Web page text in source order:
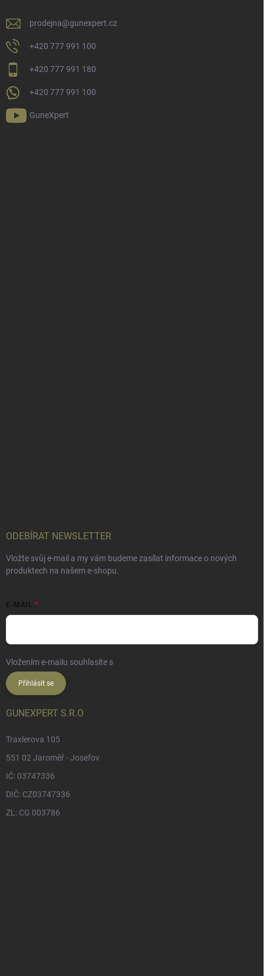
prodejna@gunexpert.cz
+420 777 991 100
+420 777 991 180
+420 777 991 100
GuneXpert
ODEBÍRAT NEWSLETTER
Vložte svůj e-mail a my vám budeme zasílat informace o nových
produktech na našem e-shopu.
E-MAIL
Vložením e-mailu souhlasíte s
Přihlásit se
GUNEXPERT S.R.O
Traxlerova 105
551 02 Jaroměř - Josefov
IČ: 03747336
DIČ: CZ03747336
ZL: CG 003786